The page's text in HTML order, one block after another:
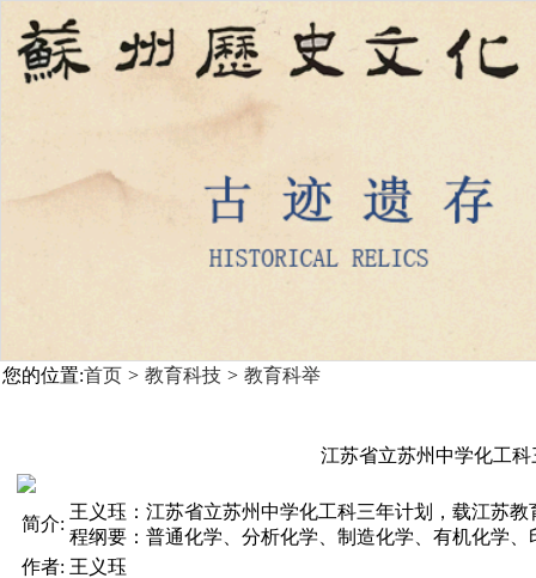
您的位置:首页 > 教育科技 > 教育科举
江苏省立苏州中学化工科
简介:
王义珏：江苏省立苏州中学化工科三年计划，载江苏
程纲要：普通化学、分析化学、制造化学、有机化学、
作者: 王义珏